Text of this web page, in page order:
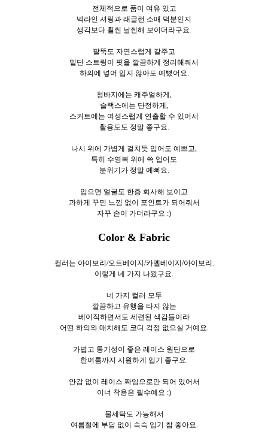
전체적으로 품이 여유 있고
넥라인 셔링과 래글런 소매 덕분인지
생각보다 훨씬 날씬해 보이더라구요.
팔뚝도 자연스럽게 갈주고
밑단 스트링이 핏을 깔끔하게 정리해줘서
하의에 넣어 입지 않아도 예뻤어요.
청바지에는 캐주얼하게,
슬랙스에는 단정하게,
스커트에는 여성스럽게 연출할 수 있어서
활용도도 정말 좋구요.
나시 위에 가볍게 걸치듯 입어도 예쁘고,
특히 수영복 위에 쓱 입어도
분위기가 정말 예뻐요.
입으면 얼굴도 한층 화사해 보이고
과하게 꾸민 느낌 없이 포인트가 되어줘서
자꾸 손이 가더라구요 :)
Color & Fabric
컬러는 아이보리/오트베이지/카멜베이지/아이보리.
이렇게 네 가지 나왔구요.
네 가지 컬러 모두
깔끔하고 유행을 타지 않는
베이직하면서도 세련된 색감들이라
어떤 하의와 매치해도 코디 걱정 없으실 거예요.
가볍고 통기성이 좋은 레이스 원단으로
한여름까지 시원하게 입기 좋구요.
안감 없이 레이스 짜임으로만 되어 있어서
이너 착용은 필수예요 :)
물세탁도 가능해서
여름철에 부담 없이 슥슥 입기 참 좋아요.